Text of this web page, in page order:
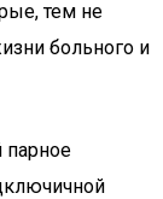
тем не
больного и
парное